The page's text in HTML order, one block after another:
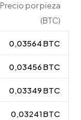
Precio por pieza
(BTC)
0,03564 BTC
0,03456 BTC
0,03349 BTC
0,03241 BTC